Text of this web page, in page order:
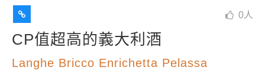
0人
CP值超高的義大利酒
Langhe Bricco Enrichetta Pelassa